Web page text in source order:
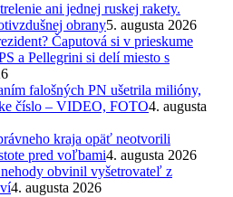
ani jednej ruskej rakety.
obrany5. augusta 2026
Čaputová si v prieskume
a Pellegrini si delí miesto s
falošných PN ušetrila milióny,
číslo – VIDEO, FOTO4. augusta
kraja opäť neotvorili
pred voľbami4. augusta 2026
obvinil vyšetrovateľ z
4. augusta 2026